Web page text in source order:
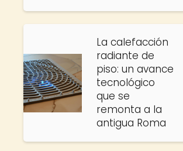
La calefacción
radiante de
piso: un avance
tecnológico
que se
remonta a la
antigua Roma